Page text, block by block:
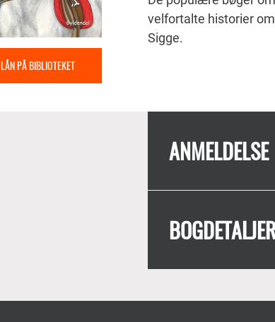
LÅN PÅ BIBLIOTEKET
velfortalte historier
Sigge.
ANMELDELSE